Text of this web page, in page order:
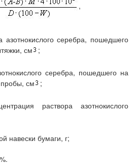
,
азотнокислого серебра, пошедшего
см
;
серебра, пошедшего на
пробы, см
;
раствора азотнокислого
навески бумаги, г;